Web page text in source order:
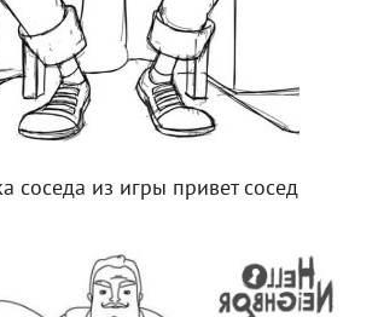
соседа из игры привет сосед